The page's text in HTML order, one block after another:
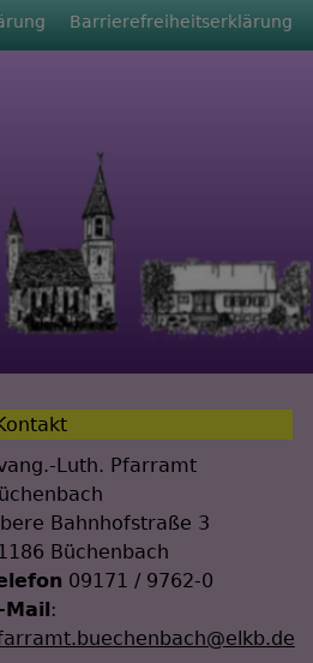
Barrierefreiheitserklärung
Luth. Pfarramt
Bahnhofstraße 3
Büchenbach
09171 / 9762-0
Mail :